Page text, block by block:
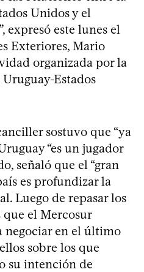
Unidos y el
expresó este lunes el
Exteriores, Mario
organizada por la
Estados
sostuvo que “ya
“es un jugador
señaló que el “gran
es profundizar la
Luego de repasar los
que el Mercosur
negociar en el último
sobre los que
su intención de